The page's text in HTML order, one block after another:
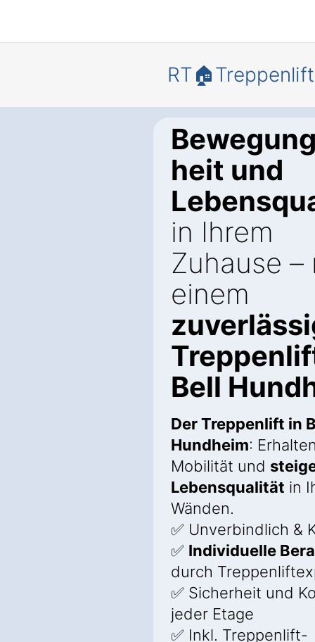
RT🏠Treppenlift
heit und
in Ihrem
Zuhause –
einem
Bell
Der Treppenlift in
Hundheim:
Mobilität und
Lebensqualität in
Wänden.
✅ Unverbindlich &
✅ Individuelle
durch
✅ Sicherheit und
jeder Etage
✅ Inkl. Treppenlift-